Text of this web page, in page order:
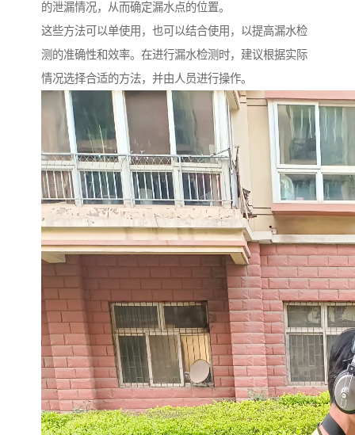
的泄漏情况，从而确定漏水点的位置。
这些方法可以单使用，也可以结合使用，以提高漏水检
测的准确性和效率。在进行漏水检测时，建议根据实际
情况选择合适的方法，并由人员进行操作。